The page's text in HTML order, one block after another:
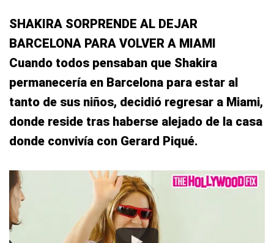
SHAKIRA SORPRENDE AL DEJAR
BARCELONA PARA VOLVER A MIAMI
Cuando todos pensaban que Shakira
permanecería en Barcelona para estar al
tanto de sus niños, decidió regresar a Miami,
donde reside tras haberse alejado de la casa
donde convivía con Gerard Piqué.